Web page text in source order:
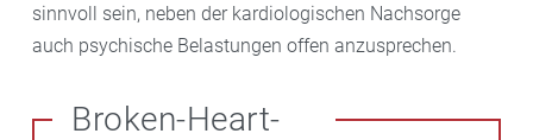
sinnvoll sein, neben der kardiologischen Nachsorge
auch psychische Belastungen offen anzusprechen.
Broken-Heart-